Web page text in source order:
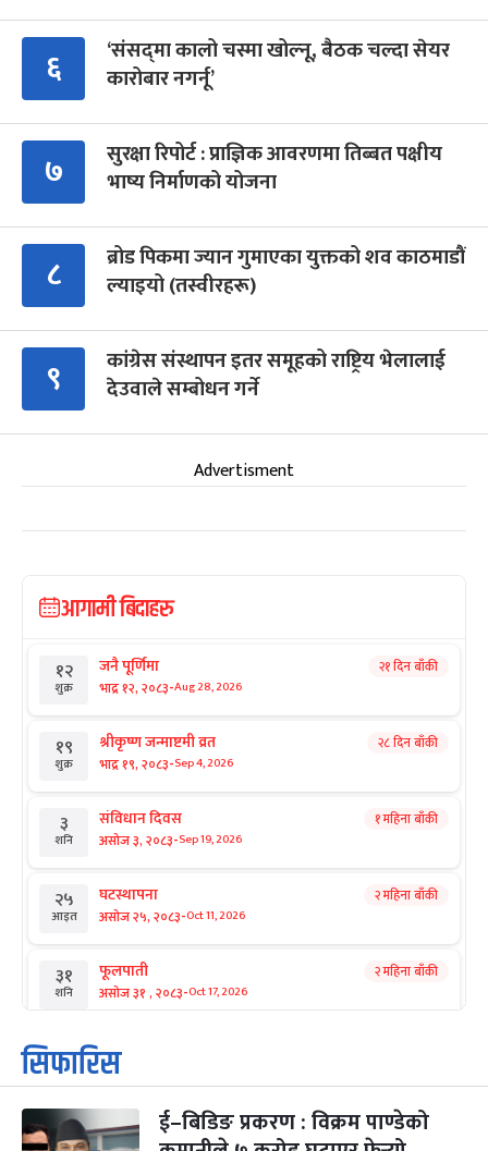
६
‘संसद्‍मा कालो चस्मा खोल्नू, बैठक चल्दा सेयर
कारोबार नगर्नू’
७
सुरक्षा रिपोर्ट : प्राज्ञिक आवरणमा तिब्बत पक्षीय
भाष्य निर्माणको योजना
८
ब्रोड पिकमा ज्यान गुमाएका युक्तको शव काठमाडौं
ल्याइयो (तस्वीरहरू)
९
कांग्रेस संस्थापन इतर समूहको राष्ट्रिय भेलालाई
देउवाले सम्बोधन गर्ने
Advertisment
आगामी बिदाहरु
१२
शुक्र
जनै पूर्णिमा
भाद्र १२, २०८३-Aug 28, 2026
२१ दिन बाँकी
१९
शुक्र
श्रीकृष्ण जन्माष्टमी व्रत
भाद्र १९, २०८३-Sep 4, 2026
२८ दिन बाँकी
३
शनि
संविधान दिवस
असोज ३, २०८३-Sep 19, 2026
१ महिना बाँकी
२५
आइत
घटस्थापना
असोज २५, २०८३-Oct 11, 2026
२ महिना बाँकी
३१
शनि
फूलपाती
असोज ३१ , २०८३-Oct 17, 2026
२ महिना बाँकी
१
आइत
कार्तिक सङ्क्रान्ति
कार्तिक १, २०८३
३
मंगल
महानवमी
कार्तिक ३, २०८३-Oct 20, 2026
२ महिना बाँकी
सिफारिस
ई–बिडिङ प्रकरण : विक्रम पाण्डेको